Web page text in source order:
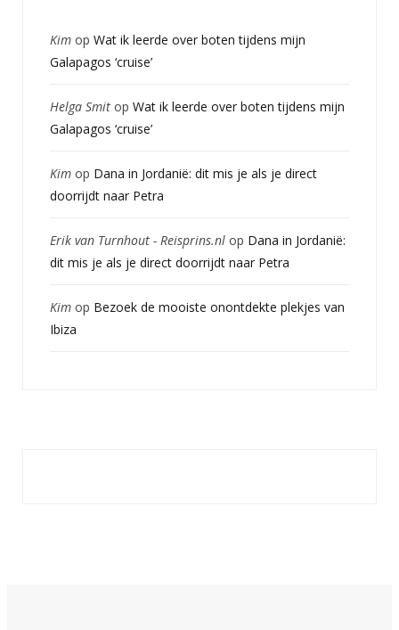
Kim op Wat ik leerde over boten tijdens mijn
Galapagos ‘cruise’
Helga Smit op Wat ik leerde over boten tijdens mijn
Galapagos ‘cruise’
Kim op Dana in Jordanië: dit mis je als je direct
doorrijdt naar Petra
Erik van Turnhout - Reisprins.nl op Dana in Jordanië:
dit mis je als je direct doorrijdt naar Petra
Kim op Bezoek de mooiste onontdekte plekjes van
Ibiza